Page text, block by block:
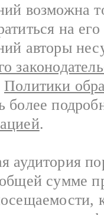
возможна
на
авторы
Политики
более
.
аудитория
сумме